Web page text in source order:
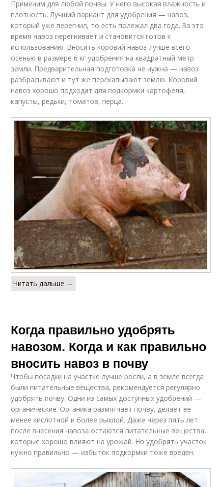
Применим для любой почвы. У него высокая влажность и
плотность. Лучший вариант для удобрения — навоз,
который уже перегнил, то есть полежал два года. За это
время навоз перегнивает и становится готов к
использованию. Вносить коровий навоз лучше всего
осенью в размере 6 кг удобрения на квадратный метр
земли. Предварительная подготовка не нужна — навоз
разбрасывают и тут же перекапывают землю. Коровий
навоз хорошо подходит для подкормки картофеля,
капусты, редьки, томатов, перца.
Читать дальше →
Когда правильно удобрять
навозом. Когда и как правильно
вносить навоз в почву
Чтобы посадки на участке лучше росли, а в земле всегда
были питательные вещества, рекомендуется регулярно
удобрять почву. Одни из самых доступных удобрений —
органические. Органика размягчает почву, делает ее
менее кислотной и более рыхлой. Даже через пять лет
после внесения навоза остаются питательные вещества,
которые хорошо влияют на урожай. Но удобрять участок
нужно правильно — избыток подкормки тоже вреден.